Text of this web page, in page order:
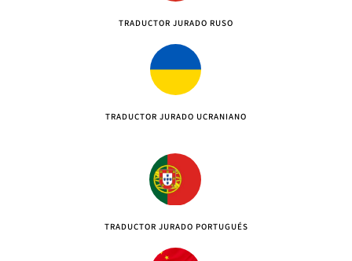
TRADUCTOR JURADO RUSO
TRADUCTOR JURADO UCRANIANO
TRADUCTOR JURADO PORTUGUÉS